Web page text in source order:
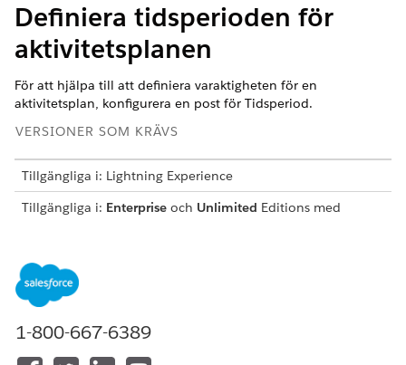
Definiera tidsperioden för
aktivitetsplanen
För att hjälpa till att definiera varaktigheten för en
aktivitetsplan, konfigurera en post för Tidsperiod.
VERSIONER SOM KRÄVS
Tillgängliga i: Lightning Experience
Tillgängliga i: Enterprise och Unlimited Editions med
ANVÄNDARBEHÖRIGHETER SOM KRÄVS FÖR ATT
1-800-667-6389